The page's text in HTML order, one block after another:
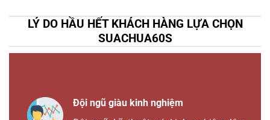
LÝ DO HẦU HẾT KHÁCH HÀNG LỰA CHỌN
SUACHUA60S
Đội ngũ giàu kinh nghiệm